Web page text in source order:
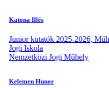
Katona Illés
Junior kutatók 2025-2026,
Jogi Iskola
Nemzetközi Jogi Műhely
Kelemen Hunor